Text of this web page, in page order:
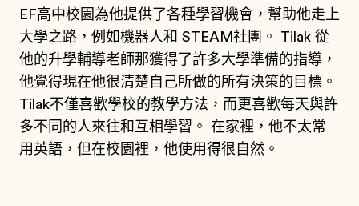
EF高中校園為他提供了各種學習機會，幫助他走上
大學之路，例如機器人和 STEAM社團。 Tilak 從
他的升學輔導老師那獲得了許多大學準備的指導，
他覺得現在他很清楚自己所做的所有決策的目標。
Tilak不僅喜歡學校的教學方法，而更喜歡每天與許
多不同的人來往和互相學習。 在家裡，他不太常
用英語，但在校園裡，他使用得很自然。